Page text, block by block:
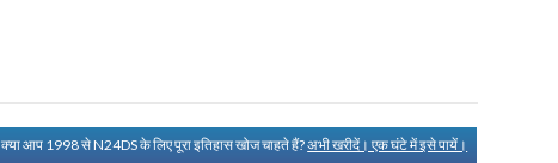
क्या आप 1998 से N24DS के लिए पूरा इतिहास खोज चाहते हैं?अभी खरीदें। एक घंटे में इसे पायें।